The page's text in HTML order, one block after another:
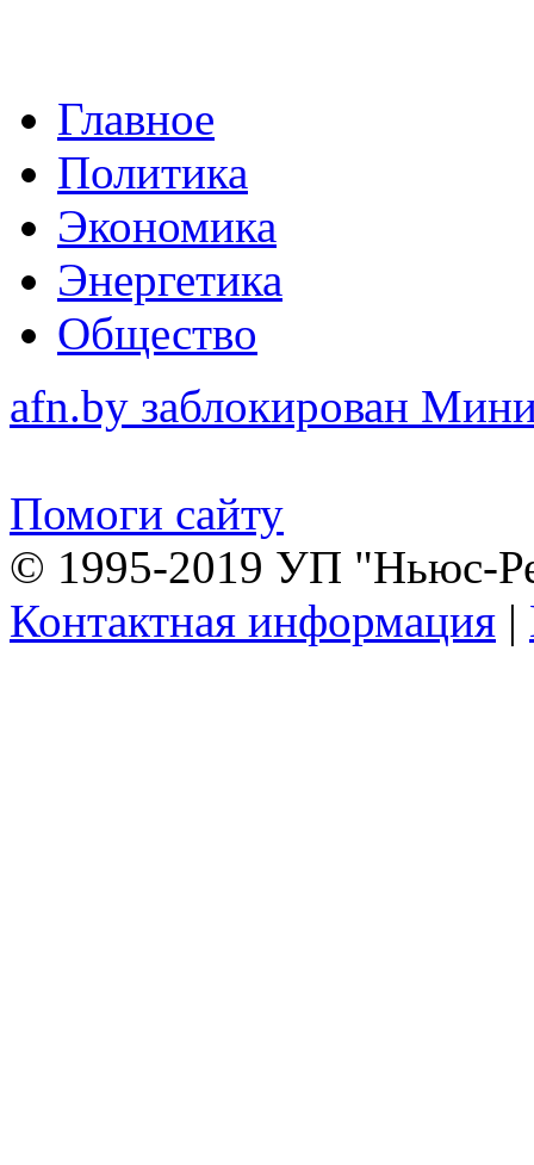
Главное
Политика
Экономика
Энергетика
Общество
afn.by заблокирован
Помоги сайту
© 1995-2019 УП "Ньюс-
Контактная информация |